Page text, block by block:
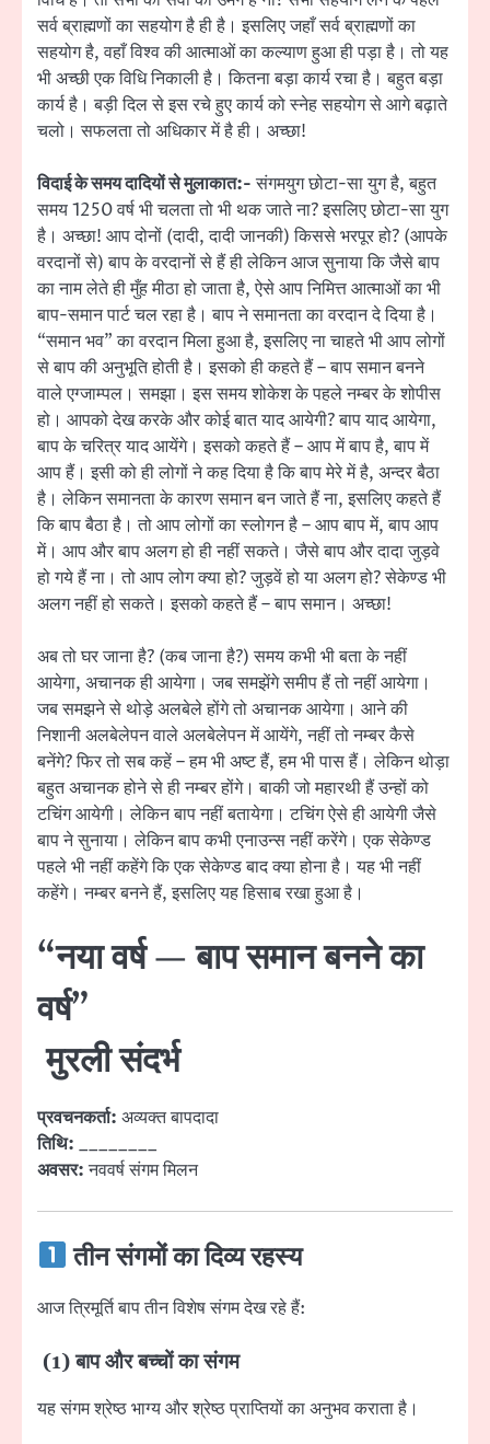
सर्व ब्राह्मणों का सहयोग है ही है। इसलिए जहाँ सर्व ब्राह्मणों का
सहयोग है, वहाँ विश्व की आत्माओं का कल्याण हुआ ही पड़ा है। तो यह
भी अच्छी एक विधि निकाली है। कितना बड़ा कार्य रचा है। बहुत बड़ा
कार्य है। बड़ी दिल से इस रचे हुए कार्य को स्नेह सहयोग से आगे बढ़ाते
चलो। सफलता तो अधिकार में है ही। अच्छा!
विदाई के समय दादियों से मुलाकात:-संगमयुग छोटा-सा युग है, बहुत
समय 1250 वर्ष भी चलता तो भी थक जाते ना? इसलिए छोटा-सा युग
है। अच्छा! आप दोनों (दादी, दादी जानकी) किससे भरपूर हो? (आपके
वरदानों से) बाप के वरदानों से हैं ही लेकिन आज सुनाया कि जैसे बाप
का नाम लेते ही मुँह मीठा हो जाता है, ऐसे आप निमित्त आत्माओं का भी
बाप-समान पार्ट चल रहा है। बाप ने समानता का वरदान दे दिया है।
“समान भव” का वरदान मिला हुआ है, इसलिए ना चाहते भी आप लोगों
से बाप की अनुभूति होती है। इसको ही कहते हैं – बाप समान बनने
वाले एग्जाम्पल। समझा। इस समय शोकेश के पहले नम्बर के शोपीस
हो। आपको देख करके और कोई बात याद आयेगी? बाप याद आयेगा,
बाप के चरित्र याद आयेंगे। इसको कहते हैं – आप में बाप है, बाप में
आप हैं। इसी को ही लोगों ने कह दिया है कि बाप मेरे में है, अन्दर बैठा
है। लेकिन समानता के कारण समान बन जाते हैं ना, इसलिए कहते हैं
कि बाप बैठा है। तो आप लोगों का स्लोगन है – आप बाप में, बाप आप
में। आप और बाप अलग हो ही नहीं सकते। जैसे बाप और दादा जुड़वे
हो गये हैं ना। तो आप लोग क्या हो? जुड़वें हो या अलग हो? सेकेण्ड भी
अलग नहीं हो सकते। इसको कहते हैं – बाप समान। अच्छा!
अब तो घर जाना है? (कब जाना है?) समय कभी भी बता के नहीं
आयेगा, अचानक ही आयेगा। जब समझेंगे समीप हैं तो नहीं आयेगा।
जब समझने से थोड़े अलबेले होंगे तो अचानक आयेगा। आने की
निशानी अलबेलेपन वाले अलबेलेपन में आयेंगे, नहीं तो नम्बर कैसे
बनेंगे? फिर तो सब कहें – हम भी अष्ट हैं, हम भी पास हैं। लेकिन थोड़ा
बहुत अचानक होने से ही नम्बर होंगे। बाकी जो महारथी हैं उन्हों को
टचिंग आयेगी। लेकिन बाप नहीं बतायेगा। टचिंग ऐसे ही आयेगी जैसे
बाप ने सुनाया। लेकिन बाप कभी एनाउन्स नहीं करेंगे। एक सेकेण्ड
पहले भी नहीं कहेंगे कि एक सेकेण्ड बाद क्या होना है। यह भी नहीं
कहेंगे। नम्बर बनने हैं, इसलिए यह हिसाब रखा हुआ है।
“नया वर्ष — बाप समान बनने का
वर्ष”
मुरली संदर्भ
प्रवचनकर्ता: अव्यक्त बापदादा
तिथि: ________
अवसर:नववर्ष संगम मिलन
तीन संगमों का दिव्य रहस्य
आज त्रिमूर्ति बाप तीन विशेष संगम देख रहे हैं:
(1) बाप और बच्चों का संगम
यह संगम श्रेष्ठ भाग्य और श्रेष्ठ प्राप्तियों का अनुभव कराता है।